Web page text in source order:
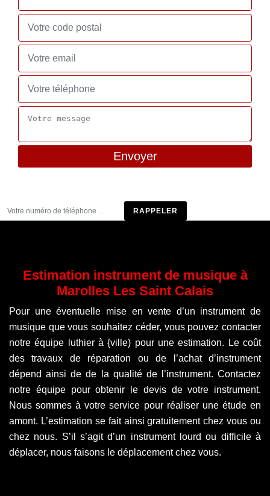
Estimation instrument de musique à
Marolles Les Saint Calais
Pour une éventuelle mise en vente d’un instrument de
musique que vous souhaitez céder, vous pouvez contacter
notre équipe luthier à {ville) pour une estimation. Le coût
des travaux de réparation ou de l’achat d’instrument
dépend ainsi de de la qualité de l’instrument. Contactez
notre équipe pour obtenir le devis de votre instrument.
Nous sommes à votre service pour réaliser une étude en
amont. L’estimation se fait ainsi gratuitement chez vous ou
chez nous. S’il s’agit d’un instrument lourd ou difficile à
déplacer, nous faisons le déplacement chez vous.